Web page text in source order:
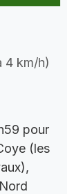
4 km/h)
pour
(les